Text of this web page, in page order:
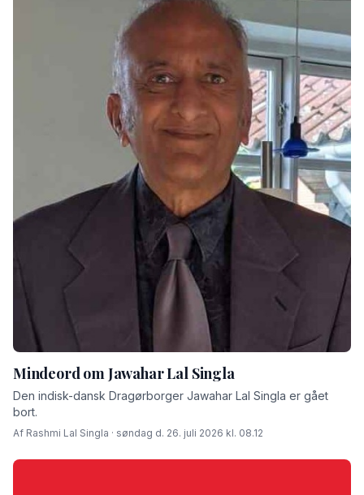
Mindeord om Jawahar Lal Singla
Den indisk-dansk Dragørborger Jawahar Lal Singla er gået
bort.
Af Rashmi Lal Singla · søndag d. 26. juli 2026 kl. 08.12